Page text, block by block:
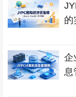
的
企
息